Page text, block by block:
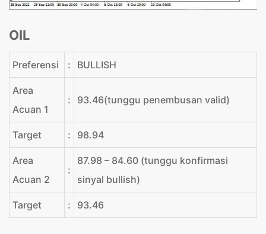
OIL
Preferensi : BULLISH
Area
Acuan 1
: 93.46(tunggu penembusan valid)
Target : 98.94
Area
Acuan 2
:
87.98 – 84.60 (tunggu konfirmasi
sinyal bullish)
Target : 93.46